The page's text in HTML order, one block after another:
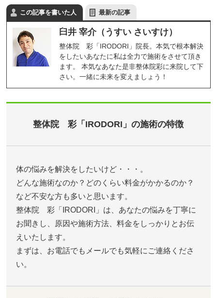
この記事を書いた人 最新の記事
臼井 宰介（うすい さいすけ）
整体院 彩「IRODORI」院長。本気で根本解決
をしたいあなたに私は全力で施術をさせて頂き
ます。 本気なあなた是非整体院彩に来院して下
さい。一緒に未来を変えましょう！
整体院 彩「IRODORI」の施術の特徴
体の悩みを解決をしたいけど・・・。
どんな施術なのか？どのくらい料金がかかるのか？
など不安な方も多いと思います。
整体院 彩「IRODORI」は、あなたの悩みを丁寧に
お聞きし、原因や施術方法、料金をしっかりとお伝
えいたします。
まずは、お電話でもメールでも気軽にご連絡くださ
い。